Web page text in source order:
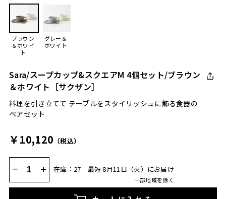
ブラウン
＆ホワイ
ト
グレー＆
ホワイト
Sara/スープカップ&スクエアM 4個セット/ブラウン
＆ホワイト［サクザン］
料理を引き立てて テーブルをスタイリッシュに飾る食器の
ペアセット
￥10,120 （税込）
− + 在庫：27 最短 8月11日（火）にお届け
一部地域を除く